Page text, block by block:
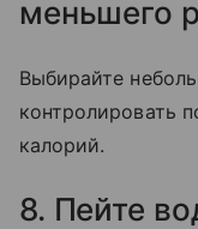
меньшего
Выбирайте
контролировать
калорий.
8. Пейте